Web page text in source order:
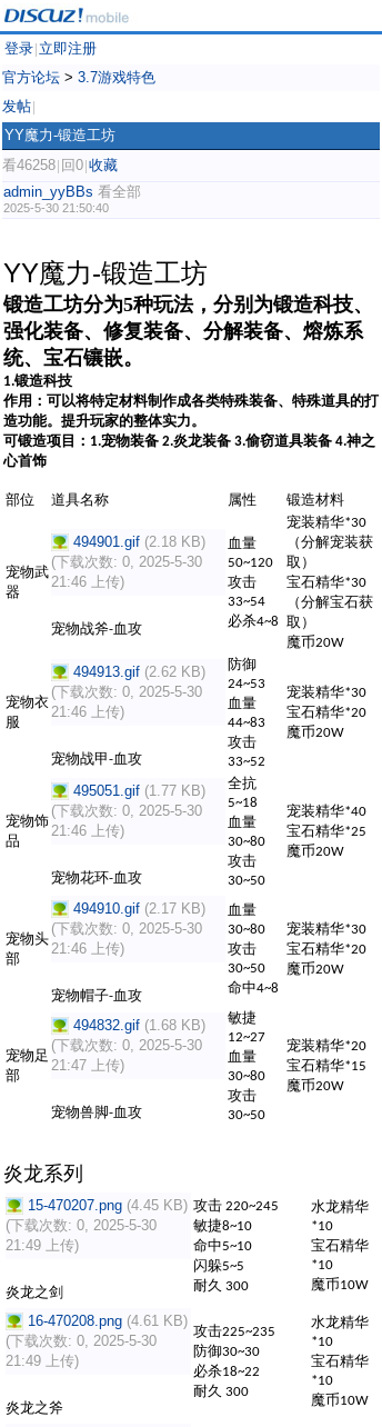
登录 立即注册
官方论坛 > 3.7游戏特色
发帖
YY魔力-锻造工坊
看46258 回0 收藏
admin_yyBBs 看全部
2025-5-30 21:50:40
YY魔力-锻造工坊
锻造工坊分为5种玩法，分别为锻造科技、
强化装备、修复装备、分解装备、熔炼系
统、宝石镶嵌。
1.锻造科技
作用：可以将特定材料制作成各类特殊装备、特殊道具的打
造功能。提升玩家的整体实力。
可锻造项目： 1.宠物装备 2.炎龙装备 3.偷窃道具装备 4.神之
心首饰
部位 道具名称 属性 锻造材料
宠物武
器
494901.gif (2.18 KB)
(下载次数: 0, 2025-5-30
21:46 上传)
宠物战斧-血攻
血量
50~120
攻击
33~54
必杀4~8
宠装精华*30
（分解宠装获
取）
宝石精华*30
（分解宝石获
取）
魔币20W
宠物衣
服
494913.gif (2.62 KB)
(下载次数: 0, 2025-5-30
21:46 上传)
宠物战甲-血攻
防御
24~53
血量
44~83
攻击
33~52
宠装精华*30
宝石精华*20
魔币20W
宠物饰
品
495051.gif (1.77 KB)
(下载次数: 0, 2025-5-30
21:46 上传)
宠物花环-血攻
全抗
5~18
血量
30~80
攻击
30~50
宠装精华*40
宝石精华*25
魔币20W
宠物头
部
494910.gif (2.17 KB)
(下载次数: 0, 2025-5-30
21:46 上传)
宠物帽子-血攻
血量
30~80
攻击
30~50
命中4~8
宠装精华*30
宝石精华*20
魔币20W
宠物足
部
494832.gif (1.68 KB)
(下载次数: 0, 2025-5-30
21:47 上传)
宠物兽脚-血攻
敏捷
12~27
血量
30~80
攻击
30~50
宠装精华*20
宝石精华*15
魔币20W
炎龙系列
15-470207.png (4.45 KB)
(下载次数: 0, 2025-5-30
21:49 上传)
炎龙之剑
攻击 220~245
敏捷8~10
命中5~10
闪躲5~5
耐久 300
水龙精华
*10
宝石精华
*10
魔币10W
16-470208.png (4.61 KB)
(下载次数: 0, 2025-5-30
21:49 上传)
炎龙之斧
攻击225~235
防御30~30
必杀18~22
耐久 300
水龙精华
*10
宝石精华
*10
魔币10W